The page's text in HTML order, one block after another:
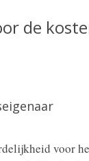
de
voor